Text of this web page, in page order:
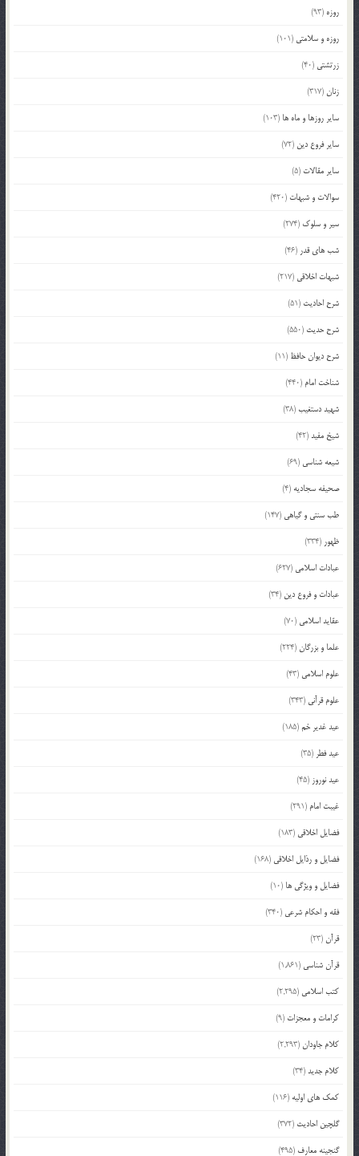
روزه (93)
روزه و سلامتی (101)
زرتشتی (40)
زنان(317)
سایر روزها و ماه ها (103)
سایر فروع دین (72)
سایر مقالات (5)
سوالات و شبهات (420)
سیر و سلوک (274)
شب های قدر (46)
شبهات اخلاقی (217)
شرح احادیث (51)
شرح حدیث (550)
شرح دیوان حافظ (11)
شناخت امام (440)
شهید دستغیب(38)
شیخ مفید(42)
شیعه شناسی (69)
صحیفه سجادیه (4)
طب سنتی و گیاهی (147)
ظهور (334)
عبادات اسلامی (627)
عبادات و فروع دین (34)
عقاید اسلامی (70)
علما و بزرگان(224)
علوم اسلامی (43)
علوم قرآنی (343)
عید غدیر خم(185)
عید فطر (35)
عید نوروز (45)
غیبت امام (291)
فضایل اخلاقی (183)
فضایل و رذایل اخلاقی (168)
فضایل و ویژگی ها (10)
فقه و احکام شرعی (340)
قرآن(23)
قرآن شناسی (1,861)
کتب اسلامی (2,295)
کرامات و معجزات (9)
کلام جاودان(2,293)
کلام جدید(34)
کمک های اولیه (116)
گلچین احادیث (372)
گنجینه معارف (495)